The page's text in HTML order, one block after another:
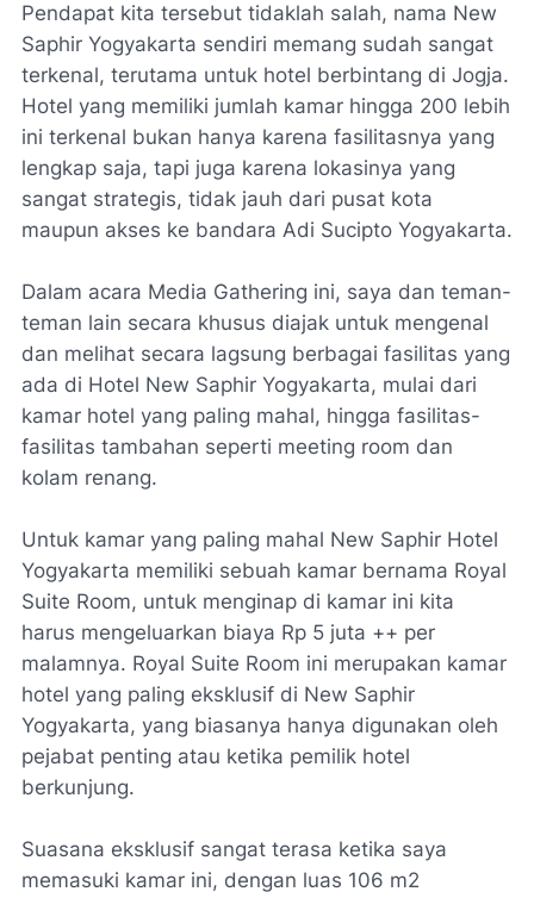
Pendapat kita tersebut tidaklah salah, nama New
Saphir Yogyakarta sendiri memang sudah sangat
terkenal, terutama untuk hotel berbintang di Jogja.
Hotel yang memiliki jumlah kamar hingga 200 lebih
ini terkenal bukan hanya karena fasilitasnya yang
lengkap saja, tapi juga karena lokasinya yang
sangat strategis, tidak jauh dari pusat kota
maupun akses ke bandara Adi Sucipto Yogyakarta.
Dalam acara Media Gathering ini, saya dan teman-
teman lain secara khusus diajak untuk mengenal
dan melihat secara lagsung berbagai fasilitas yang
ada di Hotel New Saphir Yogyakarta, mulai dari
kamar hotel yang paling mahal, hingga fasilitas-
fasilitas tambahan seperti meeting room dan
kolam renang.
Untuk kamar yang paling mahal New Saphir Hotel
Yogyakarta memiliki sebuah kamar bernama Royal
Suite Room, untuk menginap di kamar ini kita
harus mengeluarkan biaya Rp 5 juta ++ per
malamnya. Royal Suite Room ini merupakan kamar
hotel yang paling eksklusif di New Saphir
Yogyakarta, yang biasanya hanya digunakan oleh
pejabat penting atau ketika pemilik hotel
berkunjung.
Suasana eksklusif sangat terasa ketika saya
memasuki kamar ini, dengan luas 106 m2